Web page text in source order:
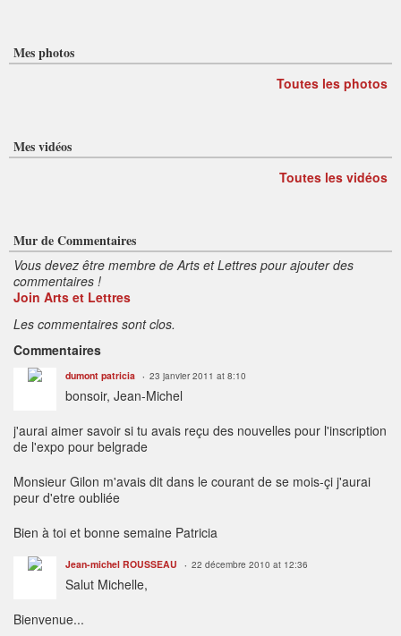
Mes photos
Toutes les photos
Mes vidéos
Toutes les vidéos
Mur de Commentaires
Vous devez être membre de Arts et Lettres pour ajouter des
commentaires !
Join Arts et Lettres
Les commentaires sont clos.
Commentaires
dumont patricia 23 janvier 2011 at 8:10
bonsoir, Jean-Michel
j'aurai aimer savoir si tu avais reçu des nouvelles pour l'inscription
de l'expo pour belgrade
Monsieur Gilon m'avais dit dans le courant de se mois-çi j'aurai
peur d'etre oubliée
Bien à toi et bonne semaine Patricia
Jean-michel ROUSSEAU 22 décembre 2010 at 12:36
Salut Michelle,
Bienvenue...